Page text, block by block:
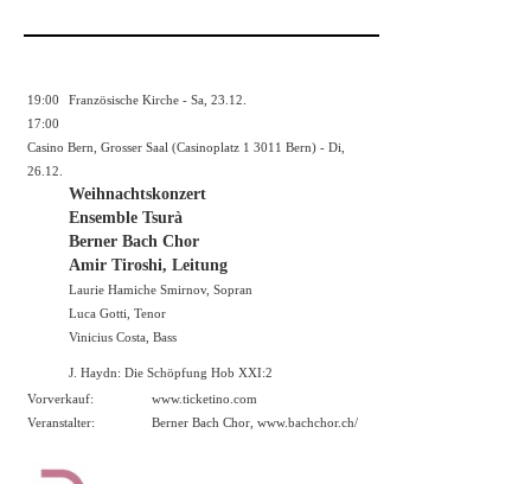
19:00
Französische Kirche - Sa, 23.12.
17:00
Casino Bern, Grosser Saal (Casinoplatz 1 3011 Bern) - Di,
26.12.
Weihnachtskonzert
Ensemble Tsurà
Berner Bach Chor
Amir Tiroshi, Leitung
Laurie Hamiche Smirnov, Sopran
Luca Gotti, Tenor
Vinicius Costa, Bass
J. Haydn: Die Schöpfung Hob XXI:2
Vorverkauf:
www.ticketino.com
Veranstalter:
Berner Bach Chor, www.bachchor.ch/